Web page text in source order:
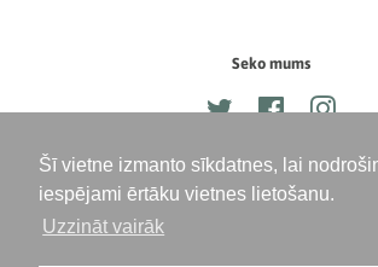
Šī vietne izmanto sīkdatnes, lai
iespējami ērtāku vietnes lietošanu.
Uzzināt vairāk
Seko mums
TwitterFacebook
Autortiesības © 2026,PURE Academy,
11N, Liepāja, LV-3401